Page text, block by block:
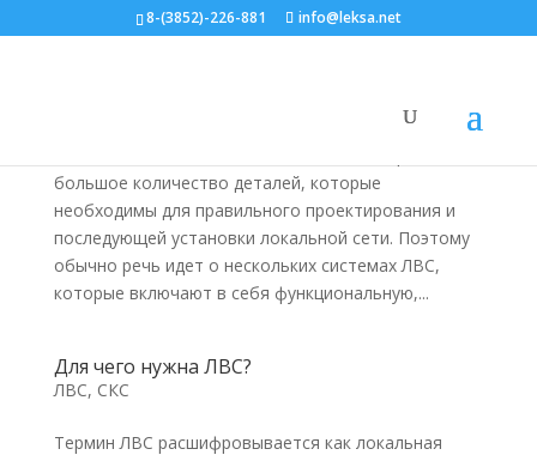
8-(3852)-226-881 info@leksa.net
большое количество деталей, которые
необходимы для правильного проектирования и
последующей установки локальной сети. Поэтому
обычно речь идет о нескольких системах ЛВС,
которые включают в себя функциональную,...
Для чего нужна ЛВС?
ЛВС, СКС
Термин ЛВС расшифровывается как локальная